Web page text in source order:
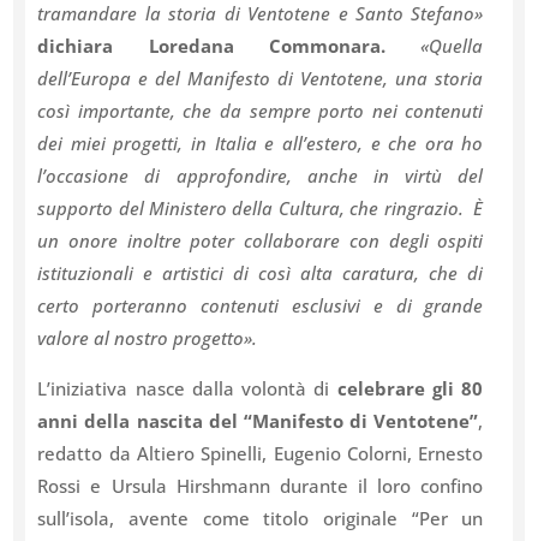
tramandare la storia di Ventotene e Santo Stefano»
dichiara Loredana Commonara. «Quella
dell’Europa e del Manifesto di Ventotene, una storia
così importante, che da sempre porto nei contenuti
dei miei progetti, in Italia e all’estero, e che ora ho
l’occasione di approfondire, anche in virtù del
supporto del Ministero della Cultura, che ringrazio. È
un onore inoltre poter collaborare con degli ospiti
istituzionali e artistici di così alta caratura, che di
certo porteranno contenuti esclusivi e di grande
valore al nostro progetto».
L’iniziativa nasce dalla volontà di celebrare gli 80
anni della nascita del “Manifesto di Ventotene”,
redatto da Altiero Spinelli, Eugenio Colorni, Ernesto
Rossi e Ursula Hirshmann durante il loro confino
sull’isola, avente come titolo originale “Per un